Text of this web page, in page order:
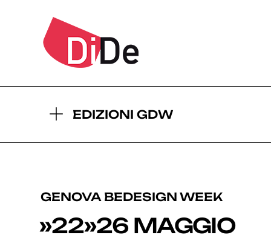
EDIZIONI GDW
GENOVA BEDESIGN WEEK
»22»26 MAGGIO
- EDIZIONI GDW: